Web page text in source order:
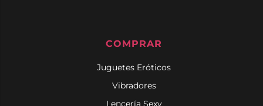
COMPRAR
Juguetes Eróticos
Vibradores